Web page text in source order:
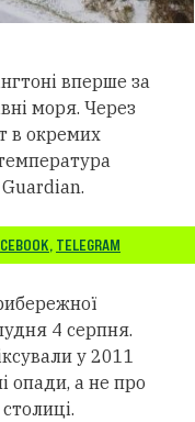
вперше за
моря. Через
в окремих
, TELEGRAM
4 серпня.
у 2011
опади, а не про